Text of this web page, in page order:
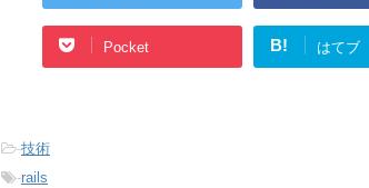
Pocket B! はてブ
-技術
-rails